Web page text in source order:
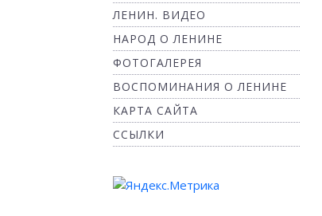
ЛЕНИН. ВИДЕО
НАРОД О ЛЕНИНЕ
ФОТОГАЛЕРЕЯ
ВОСПОМИНАНИЯ О ЛЕНИНЕ
КАРТА САЙТА
ССЫЛКИ